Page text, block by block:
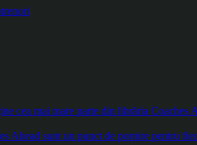
cea mai mare parte din librăria
Ahead sunt un punct de pornire pentru